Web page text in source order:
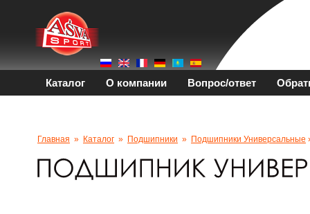
Каталог О компании Вопрос/ответ
Главная » Каталог » Подшипники » Подшипники Универсальные